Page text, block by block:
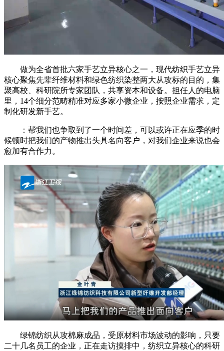
做为全省首批六家手艺立异核心之一，现代纺织手艺立异
核心聚焦先辈纤维材料和绿色纺织染整两大从攻标的目的，集
聚高校、科研院所专家团队，共享资本和设备。担任人的电脑
里，14个细分范畴精准对应多家小微企业，按照企业需求，定
制化研发新手艺。
：帮我们也争取到了一个时间差，可以或许正在应季的时
候顿时把我们的产物推出头具名向客户，对我们企业来说也会
愈加有合作力。
绿锦纺织从攻棉麻成品，受原材料市场波动的影响，只要
二十几名员工的企业，正在走访摸排中，纺织立异核心的科研